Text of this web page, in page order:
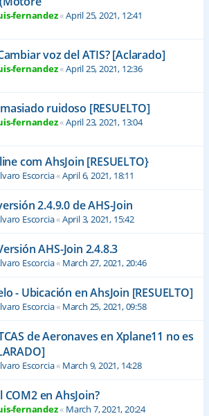
fernandez«April 25, 2021, 12:41
voz del ATIS? [Aclarado]
fernandez«April 25, 2021, 12:36
ruidoso [RESUELTO]
fernandez«April 23, 2021, 13:04
com AhsJoin [RESUELTO}
Escorcia«April 6, 2021, 18:11
2.4.9.0 de AHS-Join
Escorcia«April 3, 2021, 15:42
AHS-Join 2.4.8.3
Escorcia« March 27, 2021, 20:46
- Ubicación en AhsJoin [RESUELTO]
Escorcia« March 25, 2021, 09:58
de Aeronaves en Xplane11 no es
Escorcia« March 9, 2021, 14:28
COM2 en AhsJoin?
fernandez« March 7, 2021, 20:24